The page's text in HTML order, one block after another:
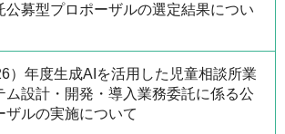
公募型プロポーザルの選定結果につい
）年度生成AIを活用した児童相談所業
ム設計・開発・導入業務委託に係る公
ザルの実施について